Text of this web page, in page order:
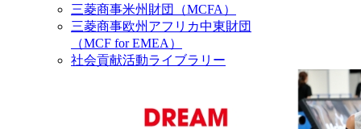
三菱商事米州財団（MCFA）
三菱商事欧州アフリカ中東財団
（MCF for EMEA）
社会貢献活動ライブラリー